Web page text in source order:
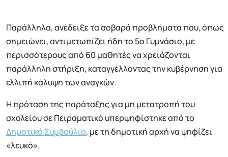
Παράλληλα, ανέδειξε τα σοβαρά προβλήματα που, όπως
σημειώνει, αντιμετωπίζει ήδη το 5ο Γυμνάσιο, με
περισσότερους από 60 μαθητές να χρειάζονται
παράλληλη στήριξη, καταγγέλλοντας την κυβέρνηση για
ελλιπή κάλυψη των αναγκών.
Η πρόταση της παράταξης για μη μετατροπή του
σχολείου σε Πειραματικό υπερψηφίστηκε από το
Δημοτικό Συμβούλιο, με τη δημοτική αρχή να ψηφίζει
«λευκό».